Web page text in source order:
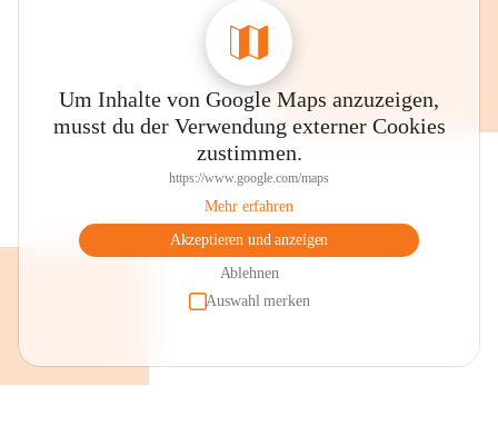
Um Inhalte von Google Maps anzuzeigen,
musst du der Verwendung externer Cookies
zustimmen.
https://www.google.com/maps
Mehr erfahren
Akzeptieren und anzeigen
Ablehnen
Auswahl merken